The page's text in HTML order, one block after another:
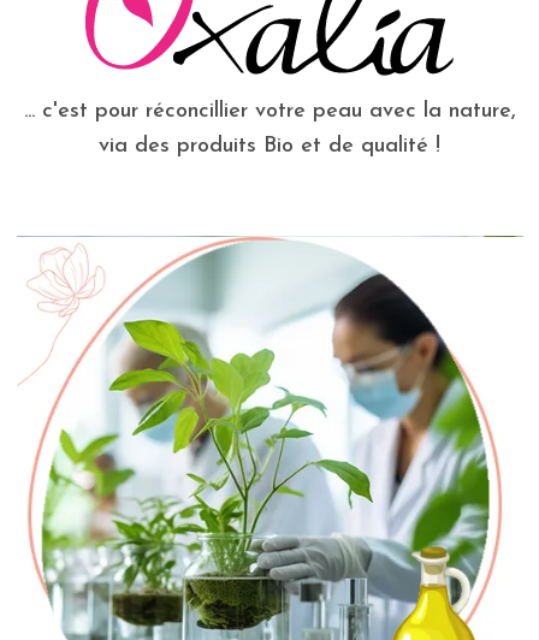
... c'est pour réconcillier votre peau avec la nature,
via des produits Bio et de qualité !